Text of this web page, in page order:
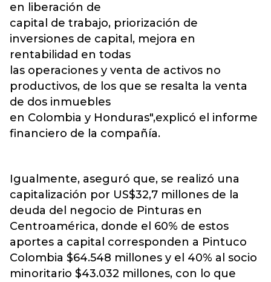
en liberación de
capital de trabajo, priorización de
inversiones de capital, mejora en
rentabilidad en todas
las operaciones y venta de activos no
productivos, de los que se resalta la venta
de dos inmuebles
en Colombia y Honduras",explicó el informe
financiero de la compañía.
Igualmente, aseguró que, se realizó una
capitalización por US$32,7 millones de la
deuda del negocio de Pinturas en
Centroamérica, donde el 60% de estos
aportes a capital corresponden a Pintuco
Colombia $64.548 millones y el 40% al socio
minoritario $43.032 millones, con lo que